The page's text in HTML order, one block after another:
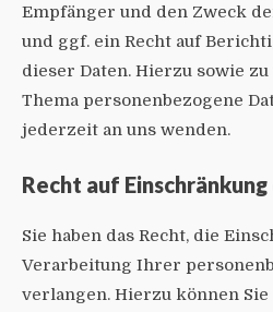
Empfänger und den Zweck
und ggf. ein Recht auf
dieser Daten. Hierzu sowie
Thema personenbezogene
jederzeit an uns wenden.
Recht auf
Sie haben das Recht, die
Verarbeitung Ihrer
verlangen. Hierzu können